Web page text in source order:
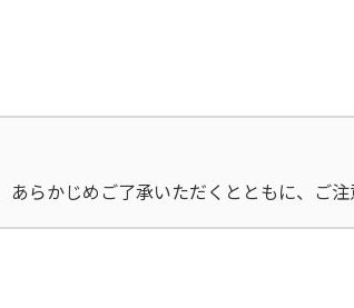
らかじめご了承いただくとともに、ご注